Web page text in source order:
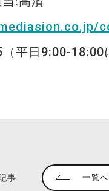
平日9:00-18:00
事 一覧